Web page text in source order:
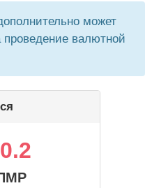
может
проведение валютной